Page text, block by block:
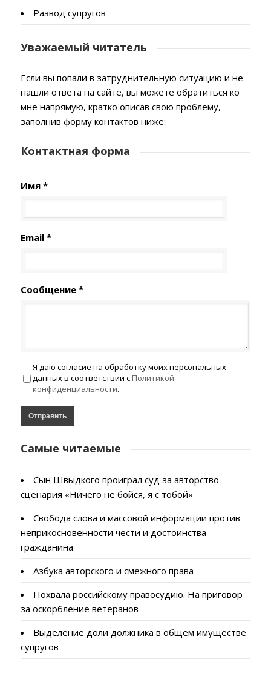
Развод супругов
Уважаемый читатель
Если вы попали в затруднительную ситуацию и не
нашли ответа на сайте, вы можете обратиться ко
мне напрямую, кратко описав свою проблему,
заполнив форму контактов ниже:
Контактная форма
Имя *
Email *
Сообщение *
Я даю согласие на обработку моих персональных
данных в соответствии с Политикой
конфиденциальности.
Самые читаемые
Сын Швыдкого проиграл суд за авторство
сценария «Ничего не бойся, я с тобой»
Свобода слова и массовой информации против
неприкосновенности чести и достоинства
гражданина
Азбука авторского и смежного права
Похвала российскому правосудию. На приговор
за оскорбление ветеранов
Выделение доли должника в общем имуществе
супругов